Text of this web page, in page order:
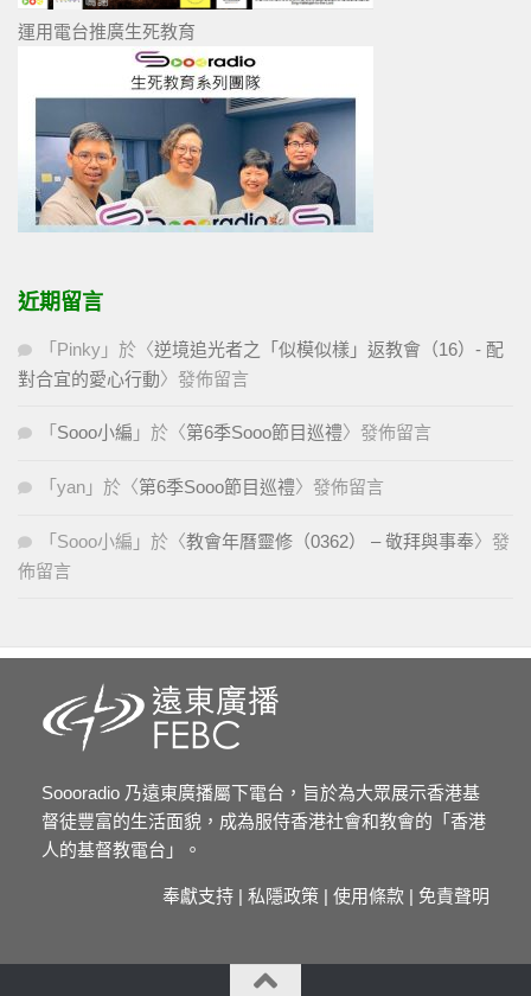
運用電台推廣生死教育
近期留言
「 Pinky 」於〈逆境追光者之「似模似樣」返教會（16）- 配
對合宜的愛心行動〉發佈留言
「 Sooo小編 」於〈第6季Sooo節目巡禮〉發佈留言
「 yan 」於〈第6季Sooo節目巡禮〉發佈留言
「 Sooo小編 」於〈教會年曆靈修（0362） – 敬拜與事奉〉發
佈留言
Soooradio 乃遠東廣播屬下電台，旨於為大眾展示香港基
督徒豐富的生活面貌，成為服侍香港社會和教會的「香港
人的基督教電台」。
奉獻支持 | 私隱政策 | 使用條款 | 免責聲明